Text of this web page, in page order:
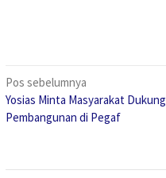
Navigasi
pos
Pos sebelumnya
Yosias Minta Masyarakat Dukung
Pembangunan di Pegaf